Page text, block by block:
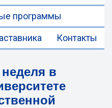
программы
Контакты
в